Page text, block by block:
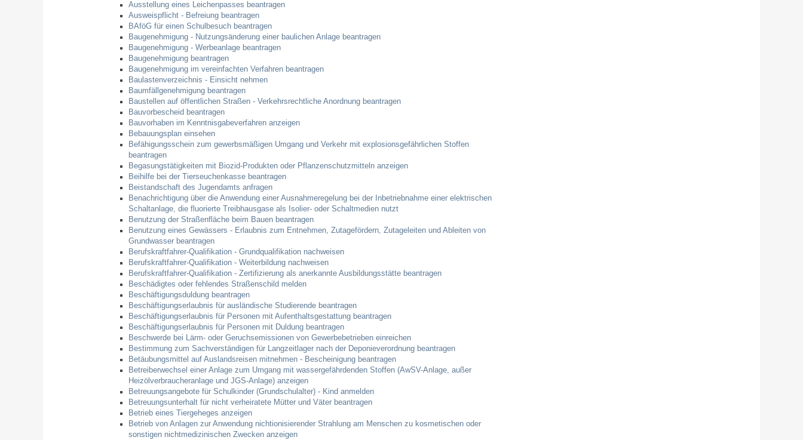
Notruf
Evangelische Kirchengemeinde
Neuapostolische Kirche
Hallen & Säle
Gemeindehalle
Sporthalle Greuth
Schulturnhalle
Hallen- und Raumreservierung
Ausstellung eines Leichenpasses beantragen
Ausweispflicht - Befreiung beantragen
BAföG für einen Schulbesuch beantragen
Baugenehmigung - Nutzungsänderung einer baulichen Anlage beantragen
Baugenehmigung - Werbeanlage beantragen
Baugenehmigung beantragen
Baugenehmigung im vereinfachten Verfahren beantragen
Baulastenverzeichnis - Einsicht nehmen
Baumfällgenehmigung beantragen
Baustellen auf öffentlichen Straßen - Verkehrsrechtliche Anordnung beantragen
Bauvorbescheid beantragen
Bauvorhaben im Kenntnisgabeverfahren anzeigen
Bebauungsplan einsehen
Befähigungsschein zum gewerbsmäßigen Umgang und Verkehr mit explosionsgefährlichen Stoffen
beantragen
Begasungstätigkeiten mit Biozid-Produkten oder Pflanzenschutzmitteln anzeigen
Beihilfe bei der Tierseuchenkasse beantragen
Beistandschaft des Jugendamts anfragen
Benachrichtigung über die Anwendung einer Ausnahmeregelung bei der Inbetriebnahme einer elektrischen
Schaltanlage, die fluorierte Treibhausgase als Isolier- oder Schaltmedien nutzt
Benutzung der Straßenfläche beim Bauen beantragen
Benutzung eines Gewässers - Erlaubnis zum Entnehmen, Zutagefördern, Zutageleiten und Ableiten von
Grundwasser beantragen
Berufskraftfahrer-Qualifikation - Grundqualifikation nachweisen
Berufskraftfahrer-Qualifikation - Weiterbildung nachweisen
Berufskraftfahrer-Qualifikation - Zertifizierung als anerkannte Ausbildungsstätte beantragen
Beschädigtes oder fehlendes Straßenschild melden
Beschäftigungsduldung beantragen
Beschäftigungserlaubnis für ausländische Studierende beantragen
Beschäftigungserlaubnis für Personen mit Aufenthaltsgestattung beantragen
Beschäftigungserlaubnis für Personen mit Duldung beantragen
Beschwerde bei Lärm- oder Geruchsemissionen von Gewerbebetrieben einreichen
Bestimmung zum Sachverständigen für Langzeitlager nach der Deponieverordnung beantragen
Betäubungsmittel auf Auslandsreisen mitnehmen - Bescheinigung beantragen
Betreiberwechsel einer Anlage zum Umgang mit wassergefährdenden Stoffen (AwSV-Anlage, außer
Heizölverbraucheranlage und JGS-Anlage) anzeigen
Betreuungsangebote für Schulkinder (Grundschulalter) - Kind anmelden
Betreuungsunterhalt für nicht verheiratete Mütter und Väter beantragen
Betrieb eines Tiergeheges anzeigen
Betrieb von Anlagen zur Anwendung nichtionisierender Strahlung am Menschen zu kosmetischen oder
sonstigen nichtmedizinischen Zwecken anzeigen